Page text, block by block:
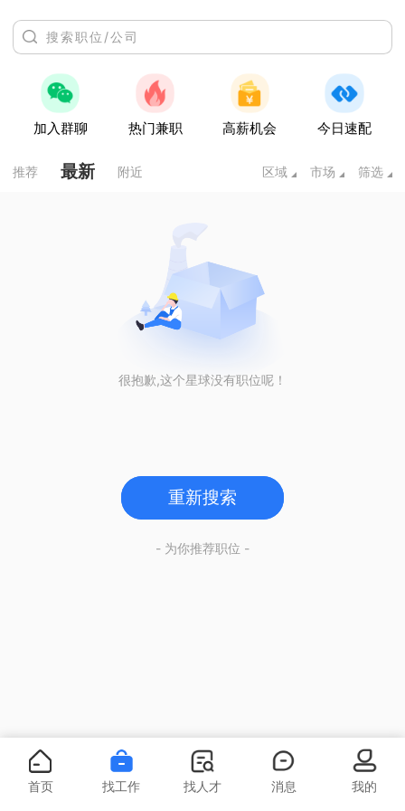
加入群聊 热门兼职 高薪机会 今日速配
推荐 最新 附近 区域 市场 筛选
很抱歉,这个星球没有职位呢！
重新搜索
- 为你推荐职位 -
首页 找工作 找人才 消息 我的